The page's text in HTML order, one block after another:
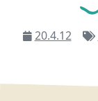
20.4.12